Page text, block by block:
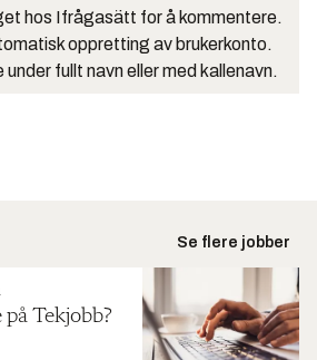
hos Ifrågasätt for å kommentere.
oppretting av brukerkonto.
under fullt navn eller med kallenavn.
Se flere jobber
Tekjobb?